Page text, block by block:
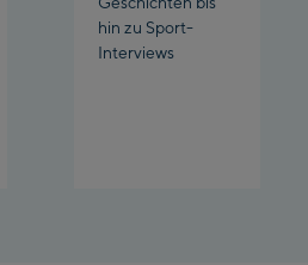
hin zu Sport-
Interviews